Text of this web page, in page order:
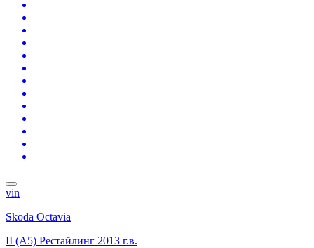
vin
Skoda Octavia
II (A5) Рестайлинг 2013 г.в.